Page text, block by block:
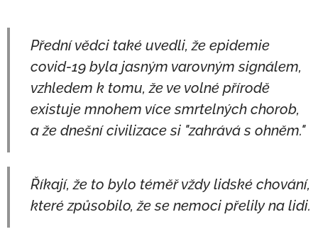
Přední vědci také uvedli, že epidemie
covid-19 byla jasným varovným signálem,
vzhledem k tomu, že ve volné přírodě
existuje mnohem více smrtelných chorob,
a že dnešní civilizace si "zahrává s ohněm."
Říkají, že to bylo téměř vždy lidské chování,
které způsobilo, že se nemoci přelily na lidi.